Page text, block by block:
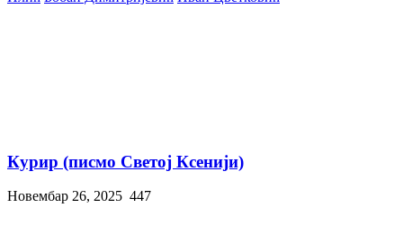
Курир (писмо Светој Ксенији)
Новембар 26, 2025 447